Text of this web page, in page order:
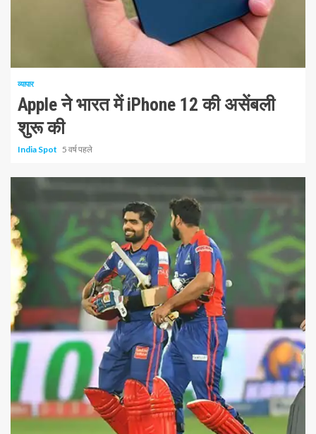
व्यापार
Apple ने भारत में iPhone 12 की असेंबली
शुरू की
India Spot 5 वर्ष पहले